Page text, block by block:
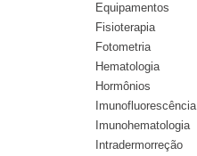
Equipamentos
Fisioterapia
Fotometria
Hematologia
Hormônios
Imunofluorescência
Imunohematologia
Intradermorreção